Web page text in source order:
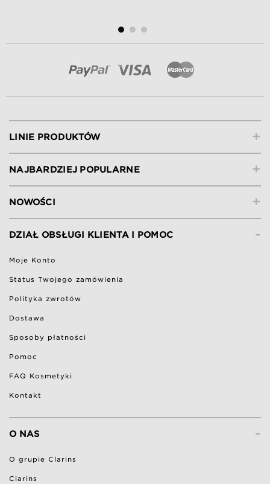
+
LINIE PRODUKTÓW
+
NAJBARDZIEJ POPULARNE
+
NOWOŚCI
-
DZIAŁ OBSŁUGI KLIENTA I POMOC
Moje Konto
Status Twojego zamówienia
Polityka zwrotów
Dostawa
Sposoby płatności
Pomoc
FAQ Kosmetyki
Kontakt
-
O NAS
O grupie Clarins
Clarins